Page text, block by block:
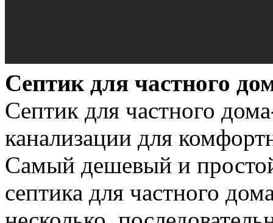
Септик для частного
Септик для частного
канализации для
Самый дешевый и
септика для частного